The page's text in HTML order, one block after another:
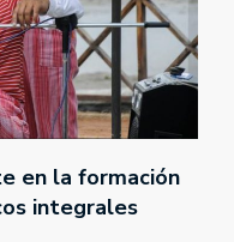
en la formación
integrales